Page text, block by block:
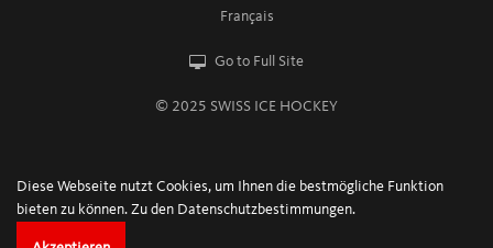
Diese Webseite nutzt Cookies, um Ihnen die bestmögliche Funktion
bieten zu können. Zu den Datenschutzbestimmungen.
Français
Go to Full Site
© 2025 SWISS ICE HOCKEY